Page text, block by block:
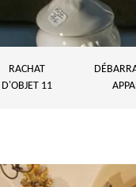
RACHAT
D'OBJET 11